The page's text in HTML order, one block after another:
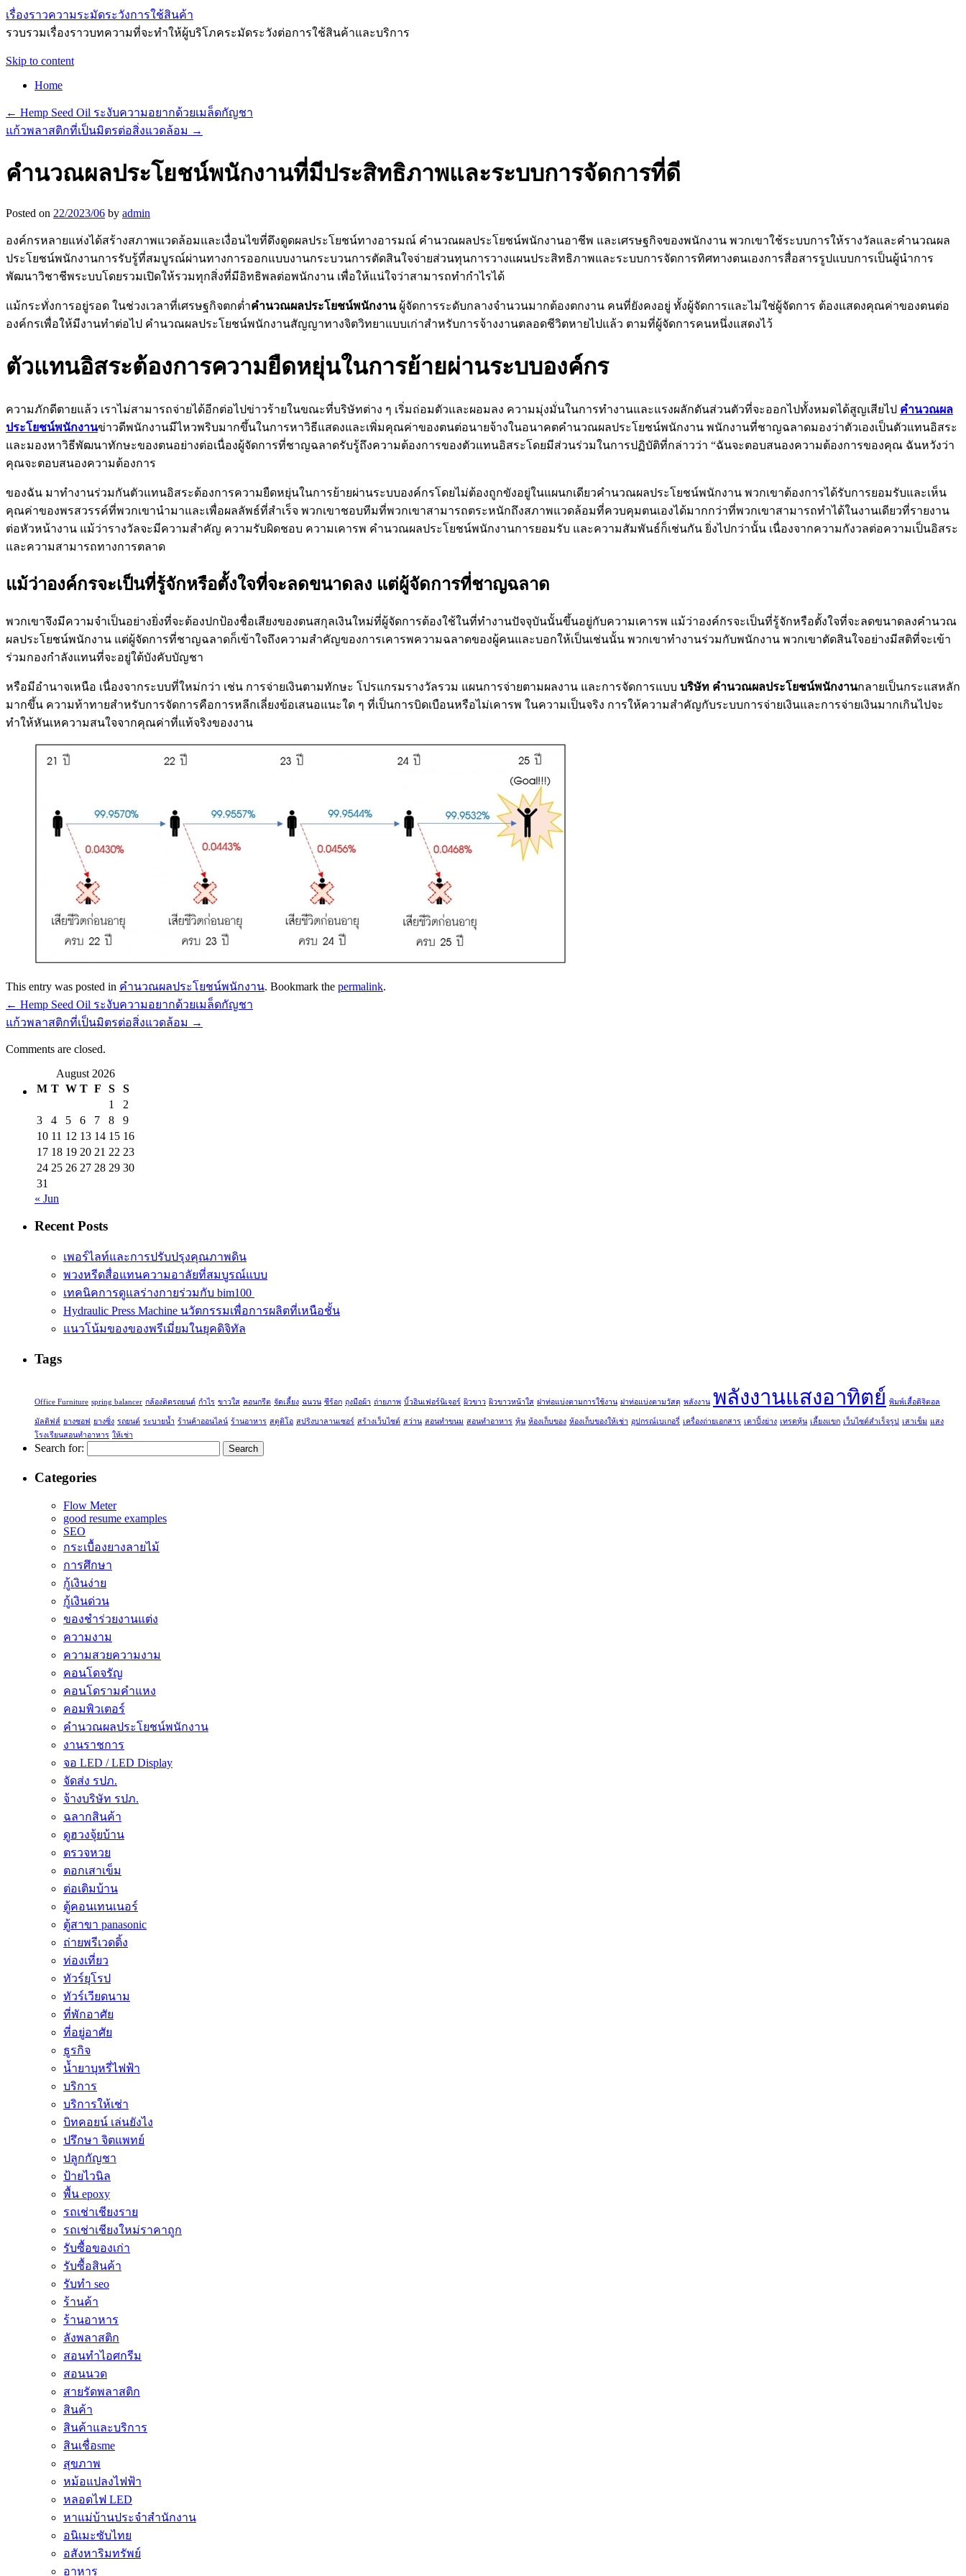
เรื่องราวความระมัดระวังการใช้สินค้า
รวบรวมเรื่องราวบทความที่จะทำให้ผู้บริโภคระมัดระวังต่อการใช้สินค้าและบริการ
Skip to content
Home
← Hemp Seed Oil ระงับความอยากด้วยเมล็ดกัญชา
แก้วพลาสติกที่เป็นมิตรต่อสิ่งแวดล้อม →
คำนวณผลประโยชน์พนักงานที่มีประสิทธิภาพและระบบการจัดการที่ดี
Posted on 22/2023/06 by admin
องค์กรหลายแห่งได้สร้างสภาพแวดล้อมและเงื่อนไขที่ดึงดูดผลประโยชน์ทางอารมณ์ คำนวณผลประโยชน์พนักงานอาชีพ และเศรษฐกิจของพนักงาน พวกเขาใช้ระบบการให้รางวัลและคำนวณผล
ประโยชน์พนักงานการรับรู้ที่สมบูรณ์ผ่านทางการออกแบบงานกระบวนการตัดสินใจจ่ายส่วนทุนการวางแผนประสิทธิภาพและระบบการจัดการทิศทางตนเองการสื่อสารรูปแบบการเป็นผู้นำการ
พัฒนาวิชาชีพระบบโดยรวมเปิดให้รวมทุกสิ่งที่มีอิทธิพลต่อพนักงาน เพื่อให้แน่ใจว่าสามารถทำกำไรได้
แม้กระทั่งการอยู่รอด ในช่วงเวลาที่เศรษฐกิจตกต่ำคำนวณผลประโยชน์พนักงานผู้จัดการระดับกลางจำนวนมากต้องตกงาน คนที่ยังคงอยู่ ทั้งผู้จัดการและไม่ใช่ผู้จัดการ ต้องแสดงคุณค่าของตนต่อ
องค์กรเพื่อให้มีงานทำต่อไป คำนวณผลประโยชน์พนักงานสัญญาทางจิตวิทยาแบบเก่าสำหรับการจ้างงานตลอดชีวิตหายไปแล้ว ตามที่ผู้จัดการคนหนึ่งแสดงไว้
ตัวแทนอิสระต้องการความยืดหยุ่นในการย้ายผ่านระบบองค์กร
ความภักดีตายแล้ว เราไม่สามารถจ่ายได้อีกต่อไปข่าวร้ายในขณะที่บริษัทต่าง ๆ เริ่มถ่อมตัวและผอมลง ความมุ่งมั่นในการทำงานและแรงผลักดันส่วนตัวที่จะออกไปทั้งหมดได้สูญเสียไป คำนวณผล
ประโยชน์พนักงานข่าวดีพนักงานมีไหวพริบมากขึ้นในการหาวิธีแสดงและเพิ่มคุณค่าของตนต่อนายจ้างในอนาคตคำนวณผลประโยชน์พนักงาน พนักงานที่ชาญฉลาดมองว่าตัวเองเป็นตัวแทนอิสระ
และมองหาวิธีพัฒนาทักษะของตนอย่างต่อเนื่องผู้จัดการที่ชาญฉลาดรับรู้ถึงความต้องการของตัวแทนอิสระโดยมีส่วนร่วมในการปฏิบัติที่กล่าวว่า “ฉันจะตอบสนองความต้องการของคุณ ฉันหวังว่า
คุณจะตอบสนองความต้องการ
ของฉัน มาทำงานร่วมกันตัวแทนอิสระต้องการความยืดหยุ่นในการย้ายผ่านระบบองค์กรโดยไม่ต้องถูกขังอยู่ในแผนกเดียวคำนวณผลประโยชน์พนักงาน พวกเขาต้องการได้รับการยอมรับและเห็น
คุณค่าของพรสวรรค์ที่พวกเขานำมาและเพื่อผลลัพธ์ที่สำเร็จ พวกเขาชอบทีมที่พวกเขาสามารถตระหนักถึงสภาพแวดล้อมที่ควบคุมตนเองได้มากกว่าที่พวกเขาสามารถทำได้ในงานเดียวที่รายงาน
ต่อหัวหน้างาน แม้ว่ารางวัลจะมีความสำคัญ ความรับผิดชอบ ความเคารพ คำนวณผลประโยชน์พนักงานการยอมรับ และความสัมพันธ์ก็เช่นกัน ยิ่งไปกว่านั้น เนื่องจากความกังวลต่อความเป็นอิสระ
และความสามารถทางการตลาด
แม้ว่าองค์กรจะเป็นที่รู้จักหรือตั้งใจที่จะลดขนาดลง แต่ผู้จัดการที่ชาญฉลาด
พวกเขาจึงมีความจำเป็นอย่างยิ่งที่จะต้องปกป้องชื่อเสียงของตนสกุลเงินใหม่ที่ผู้จัดการต้องใช้ในที่ทำงานปัจจุบันนั้นขึ้นอยู่กับความเคารพ แม้ว่าองค์กรจะเป็นที่รู้จักหรือตั้งใจที่จะลดขนาดลงคำนวณ
ผลประโยชน์พนักงาน แต่ผู้จัดการที่ชาญฉลาดก็เข้าใจถึงความสำคัญของการเคารพความฉลาดของผู้คนและบอกให้เป็นเช่นนั้น พวกเขาทำงานร่วมกับพนักงาน พวกเขาตัดสินใจอย่างมีสติที่จะเข้า
ร่วมกองกำลังแทนที่จะอยู่ใต้บังคับบัญชา
หรือมีอำนาจเหนือ เนื่องจากระบบที่ใหม่กว่า เช่น การจ่ายเงินตามทักษะ โปรแกรมรางวัลรวม แผนการจ่ายตามผลงาน และการจัดการแบบ บริษัท คํานวณผลประโยชน์พนักงานกลายเป็นกระแสหลัก
มากขึ้น ความท้าทายสำหรับการจัดการคือการหลีกเลี่ยงข้อเสนอแนะใด ๆ ที่เป็นการบิดเบือนหรือไม่เคารพ ในความเป็นจริง การให้ความสำคัญกับระบบการจ่ายเงินและการจ่ายเงินมากเกินไปจะ
ทำให้หันเหความสนใจจากคุณค่าที่แท้จริงของงาน
This entry was posted in คำนวณผลประโยชน์พนักงาน. Bookmark the permalink.
← Hemp Seed Oil ระงับความอยากด้วยเมล็ดกัญชา
แก้วพลาสติกที่เป็นมิตรต่อสิ่งแวดล้อม →
Comments are closed.
August 2026
M T W T F S
S
1
2
3
4 5 6 7 8
9
10 11 12 13 14 15 16
17 18 19 20 21 22 23
24 25 26 27 28 29 30
31
« Jun
Recent Posts
เพอร์ไลท์และการปรับปรุงคุณภาพดิน
พวงหรีดสื่อแทนความอาลัยที่สมบูรณ์แบบ
เทคนิคการดูแลร่างกายร่วมกับ bim100
Hydraulic Press Machine นวัตกรรมเพื่อการผลิตที่เหนือชั้น
แนวโน้มของของพรีเมี่ยมในยุคดิจิทัล
Tags
Office Furniture spring balancer กล้องติดรถยนต์ กำไร ขาวใส คอนกรีต จัดเลี้ยง ฉนวน ซีร้อก ถุงมือผ้า ถ่ายภาพ บิ้วอินเฟอร์นิเจอร์ ผิวขาว ผิวขาวหน้าใส ฝาท่อแบ่งตามการใช้งาน ฝาท่อแบ่งตามวัสดุ พลังงาน พลังงานแสงอาทิตย์ พิมพ์เสื้อดิจิตอล
มัลดิฟส์ ยางซอฟ ยางซิ่ง รถยนต์ ระบายน้ำ ร้านค้าออนไลน์ ร้านอาหาร สตูดิโอ สปริงบาลานเซอร์ สร้างเว็บไซต์ สว่าน สอนทำขนม สอนทำอาหาร หุ้น ห้องเก็บของ ห้องเก็บของให้เช่า อุปกรณ์เบเกอรี่ เครื่องถ่ายเอกสาร เตาปิ้งย่าง เทรดหุ้น เลี้ยงแขก เว็บไซต์สำเร็จรูป เสาเข็ม แสง
โรงเรียนสอนทำอาหาร ให้เช่า
Search for:
Categories
Flow Meter
good resume examples
SEO
กระเบื้องยางลายไม้
การศึกษา
กู้เงินง่าย
กู้เงินด่วน
ของชำร่วยงานแต่ง
ความงาม
ความสวยความงาม
คอนโดจรัญ
คอนโดรามคำแหง
คอมพิวเตอร์
คำนวณผลประโยชน์พนักงาน
งานราชการ
จอ LED / LED Display
จัดส่ง รปภ.
จ้างบริษัท รปภ.
ฉลากสินค้า
ดูฮวงจุ้ยบ้าน
ตรวจหวย
ตอกเสาเข็ม
ต่อเติมบ้าน
ตู้คอนเทนเนอร์
ตู้สาขา panasonic
ถ่ายพรีเวดดิ้ง
ท่องเที่ยว
ทัวร์ยุโรป
ทัวร์เวียดนาม
ที่พักอาศัย
ที่อยู่อาศัย
ธูรกิจ
น้ำยาบุหรี่ไฟฟ้า
บริการ
บริการให้เช่า
บิทคอยน์ เล่นยังไง
ปรึกษา จิตแพทย์
ปลูกกัญชา
ป้ายไวนิล
พื้น epoxy
รถเช่าเชียงราย
รถเช่าเชียงใหม่ราคาถูก
รับซื้อของเก่า
รับซื้อสินค้า
รับทำ seo
ร้านค้า
ร้านอาหาร
ลังพลาสติก
สอนทำไอศกรีม
สอนนวด
สายรัดพลาสติก
สินค้า
สินค้าและบริการ
สินเชื่อsme
สุขภาพ
หม้อแปลงไฟฟ้า
หลอดไฟ LED
หาแม่บ้านประจำสำนักงาน
อนิเมะซับไทย
อสังหาริมทรัพย์
อาหาร